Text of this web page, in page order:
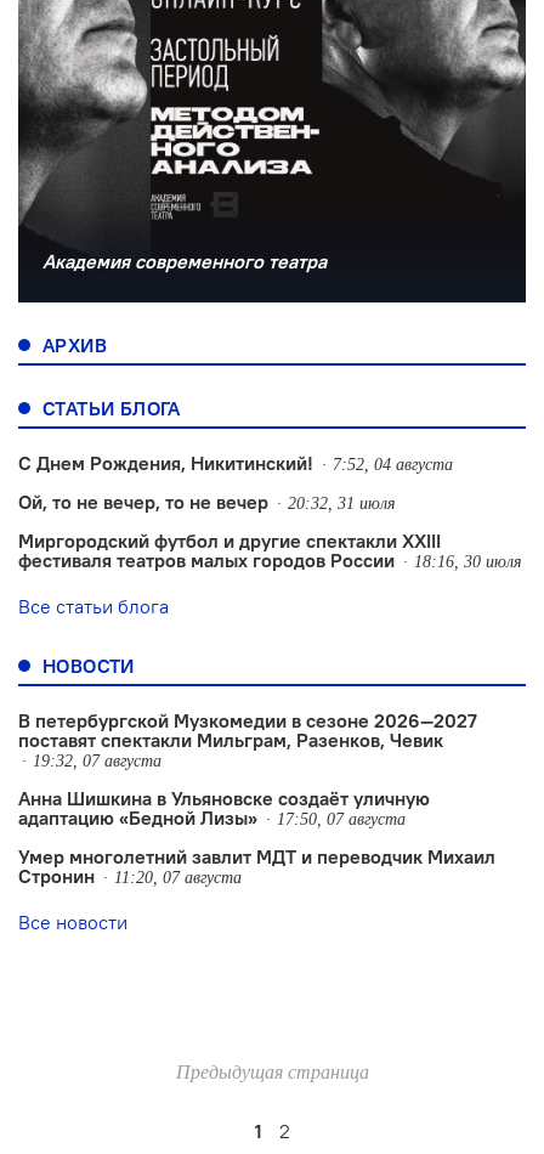
Академия современного театра
АРХИВ
СТАТЬИ БЛОГА
С Днем Рождения, Никитинский! 7:52, 04 августа
Ой, то не вечер, то не вечер 20:32, 31 июля
Миргородский футбол и другие спектакли XXIII
фестиваля театров малых городов России
18:16, 30 июля
Все статьи блога
НОВОСТИ
В петербургской Музкомедии в сезоне 2026—2027
поставят спектакли Мильграм, Разенков, Чевик
19:32, 07 августа
Анна Шишкина в Ульяновске создаëт уличную
адаптацию «Бедной Лизы»
17:50, 07 августа
Умер многолетний завлит МДТ и переводчик Михаил
Стронин
11:20, 07 августа
Все новости
Предыдущая страница
1 2